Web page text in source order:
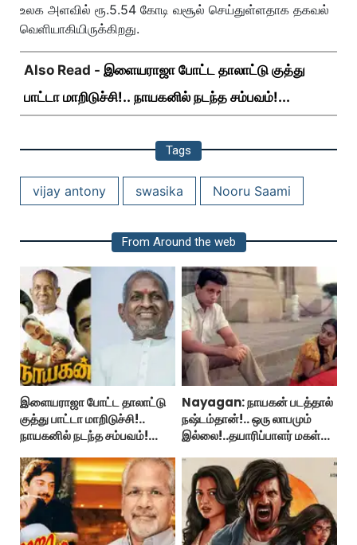
உலக அளவில் ரூ.5.54 கோடி வசூல் செய்துள்ளதாக தகவல்
வெளியாகியிருக்கிறது.
Also Read - இளையராஜா போட்ட தாலாட்டு குத்து
பாட்டா மாறிடுச்சி!.. நாயகனில் நடந்த சம்பவம்!...
Tags
vijay antony swasika Nooru Saami
From Around the web
இளையராஜா போட்ட தாலாட்டு
குத்து பாட்டா மாறிடுச்சி!..
நாயகனில் நடந்த சம்பவம்!...
Nayagan: நாயகன் படத்தால்
நஷ்டம்தான்!.. ஒரு லாபமும்
இல்லை!..தயாரிப்பாளர் மகள்